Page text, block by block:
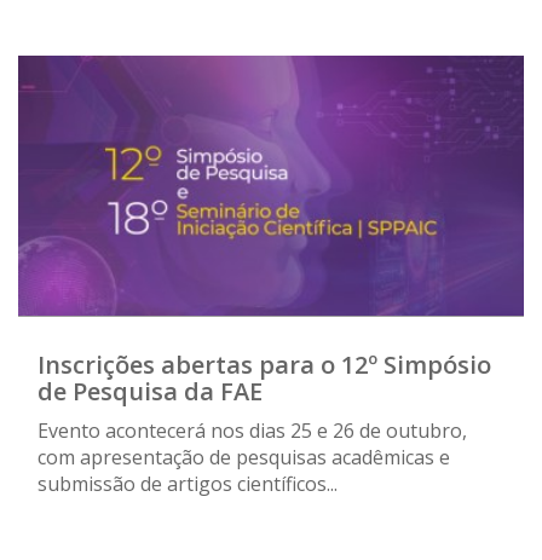
Inscrições abertas para o 12º Simpósio
de Pesquisa da FAE
Evento acontecerá nos dias 25 e 26 de outubro,
com apresentação de pesquisas acadêmicas e
submissão de artigos científicos...